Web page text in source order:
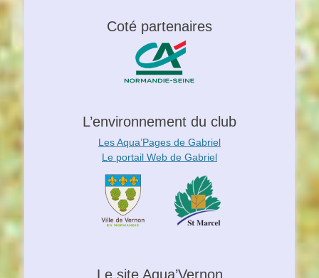
Coté partenaires
L’environnement du club
Les Aqua’Pages de Gabriel
Le portail Web de Gabriel
Le site Aqua’Vernon